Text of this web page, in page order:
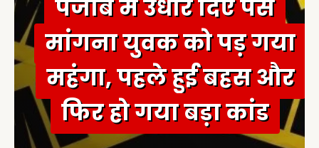
पंजाब में उधार दिए पैसे
मांगना युवक को पड़ गया
महंगा, पहले हुई बहस और
फिर हो गया बड़ा कांड